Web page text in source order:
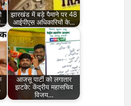
झारखंड में बड़े पैमाने पर 48
आईपीएस अधिकारियों के…
आजसू पार्टी को लगातार
झटके: केंद्रीय महासचिव
विजय…